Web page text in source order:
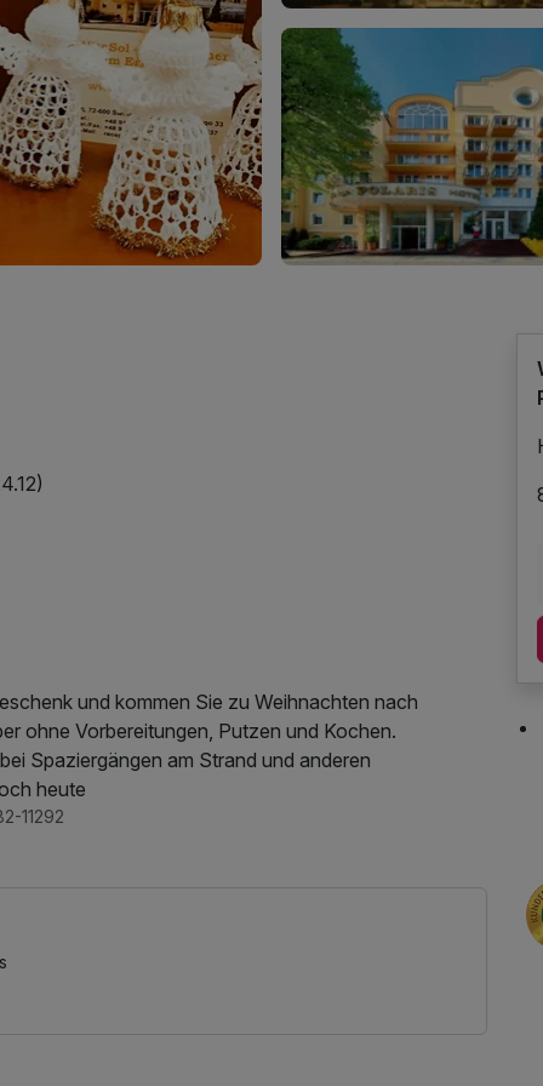
und kommen Sie zu Weihnachten nach
ohne Vorbereitungen, Putzen und Kochen.
Spaziergängen am Strand und anderen
heute
11292